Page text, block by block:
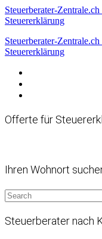
Steuerberater-
Steuererklärung
Steuerberater-
Steuererklärung
Offerte für
Ihren Wohnort
Steuerberater nach